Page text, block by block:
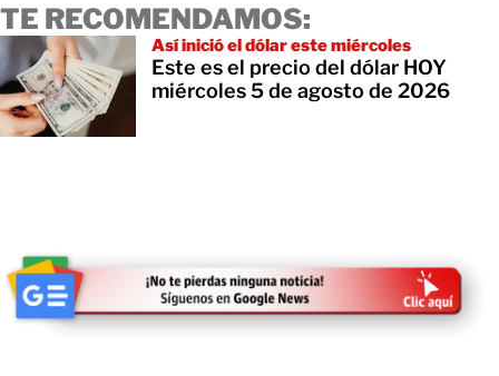
TE RECOMENDAMOS:
Así inició el dólar este miércoles
Este es el precio del dólar HOY
miércoles 5 de agosto de 2026